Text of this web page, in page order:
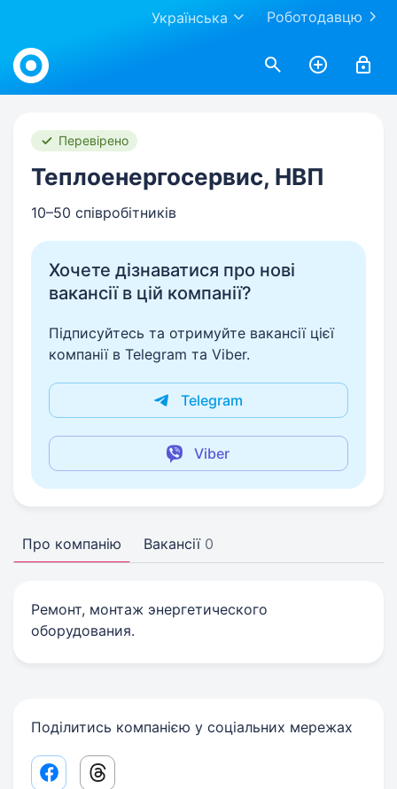
Роботодавцю
Українська
Work.ua
Перевірено
Теплоенергосервис, НВП
10–50 співробітників
Хочете дізнаватися про нові
вакансії в цій компанії?
Підписуйтесь та отримуйте вакансії цієї
компанії в Telegram та Viber.
Telegram
Viber
Про компанію Вакансії 0
Ремонт, монтаж энергетического
оборудования.
Поділитись компанією у соціальних мережах
Facebook share link
Threads share link